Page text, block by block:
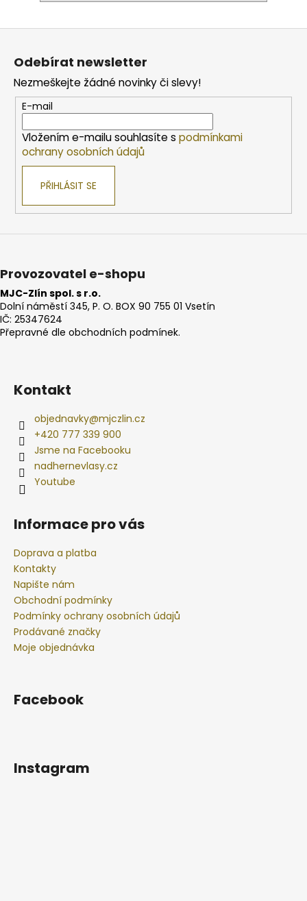
Z
Odebírat newsletter
Nezmeškejte žádné novinky či slevy!
E-mail
Vložením e-mailu souhlasíte s podmínkami
ochrany osobních údajů
PŘIHLÁSIT SE
Provozovatel e-shopu
MJC-Zlín spol. s r.o.
Dolní náměstí 345, P. O. BOX 90 755 01 Vsetín
IČ: 25347624
Přepravné dle obchodních podmínek.
Kontakt
objednavky@mjczlin.cz
+420 777 339 900
Jsme na Facebooku
nadhernevlasy.cz
Youtube
Informace pro vás
Doprava a platba
Kontakty
Napište nám
Obchodní podmínky
Podmínky ochrany osobních údajů
Prodávané značky
Moje objednávka
Facebook
Instagram